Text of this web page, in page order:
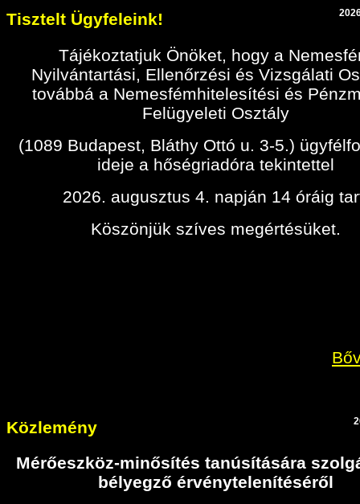
Tisztelt Ügyfeleink!
Tájékoztatjuk Önöket, hogy a
Nyilvántartási, Ellenőrzési és Vizsgálati
továbbá a Nemesfémhitelesítési és
Felügyeleti Osztály
(1089 Budapest, Bláthy Ottó u. 3-5.)
ideje a hőségriadóra tekintettel
2026. augusztus 4. napján 14 óráig
Köszönjük szíves megértésüket.
Közlemény
Mérőeszköz-minősítés tanúsítására
bélyegző érvénytelenítéséről